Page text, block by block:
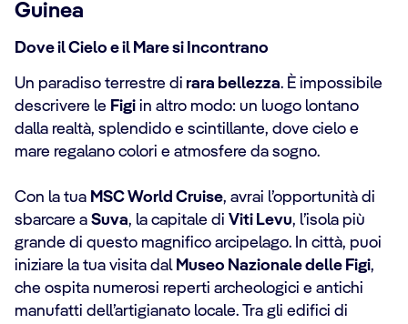
Guinea
Dove il Cielo e il Mare si Incontrano
Un paradiso terrestre di rara bellezza. È impossibile
descrivere le Figi in altro modo: un luogo lontano
dalla realtà, splendido e scintillante, dove cielo e
mare regalano colori e atmosfere da sogno.
Con la tua MSC World Cruise, avrai l’opportunità di
sbarcare a Suva, la capitale di Viti Levu, l’isola più
grande di questo magnifico arcipelago. In città, puoi
iniziare la tua visita dal Museo Nazionale delle Figi,
che ospita numerosi reperti archeologici e antichi
manufatti dell’artigianato locale. Tra gli edifici di